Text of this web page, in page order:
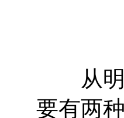
从明
要有两